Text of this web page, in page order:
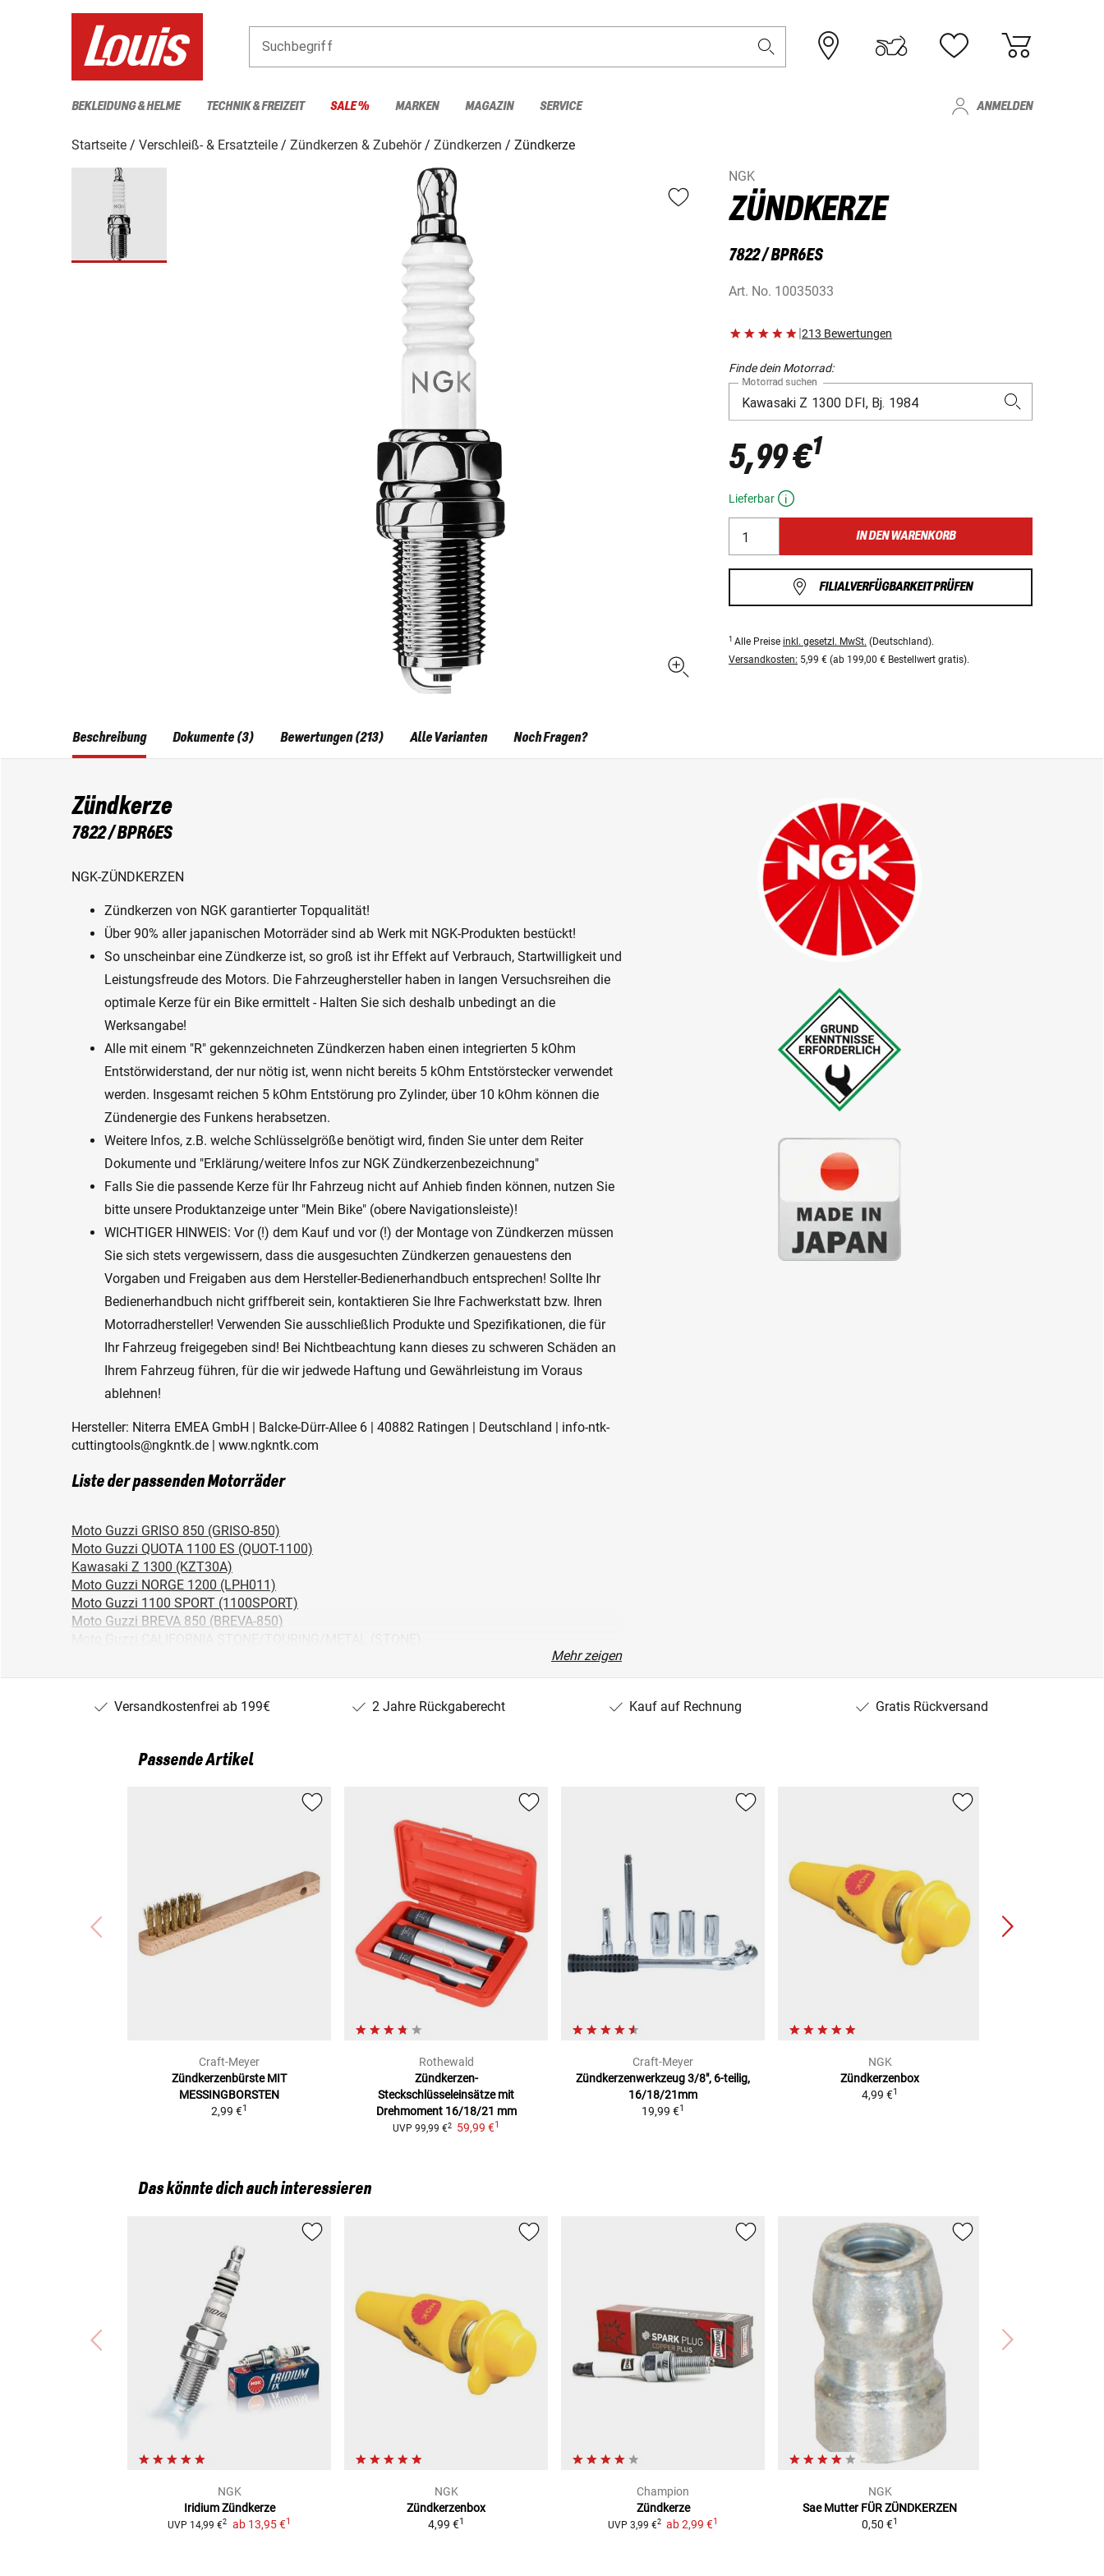
Suchbegriff
BEKLEIDUNG & HELME TECHNIK & FREIZEIT SALE % MARKEN MAGAZIN SERVICE ANMELDEN
Startseite Verschleiß- & Ersatzteile Zündkerzen & Zubehör Zündkerzen
Zündkerze
NGK
ZÜNDKERZE
7822 / BPR6ES
Art. No. 10035033
|213 Bewertungen
Finde dein Motorrad:
Motorrad suchen
5,99 €1
Lieferbar
IN DEN WARENKORB
FILIALVERFÜGBARKEIT PRÜFEN
1 Alle Preise inkl. gesetzl. MwSt. (Deutschland).
Versandkosten: 5,99 € (ab 199,00 € Bestellwert gratis).
Beschreibung
Zündkerze
7822 / BPR6ES
NGK-ZÜNDKERZEN
Zündkerzen von NGK garantierter Topqualität!
Über 90% aller japanischen Motorräder sind ab Werk mit NGK-Produkten bestückt!
So unscheinbar eine Zündkerze ist, so groß ist ihr Effekt auf Verbrauch, Startwilligkeit und
Leistungsfreude des Motors. Die Fahrzeughersteller haben in langen Versuchsreihen die
optimale Kerze für ein Bike ermittelt - Halten Sie sich deshalb unbedingt an die
Werksangabe!
Alle mit einem "R" gekennzeichneten Zündkerzen haben einen integrierten 5 kOhm
Entstörwiderstand, der nur nötig ist, wenn nicht bereits 5 kOhm Entstörstecker verwendet
werden. Insgesamt reichen 5 kOhm Entstörung pro Zylinder, über 10 kOhm können die
Zündenergie des Funkens herabsetzen.
Weitere Infos, z.B. welche Schlüsselgröße benötigt wird, finden Sie unter dem Reiter
Dokumente und "Erklärung/weitere Infos zur NGK Zündkerzenbezeichnung"
Falls Sie die passende Kerze für Ihr Fahrzeug nicht auf Anhieb finden können, nutzen Sie
bitte unsere Produktanzeige unter "Mein Bike" (obere Navigationsleiste)!
WICHTIGER HINWEIS: Vor (!) dem Kauf und vor (!) der Montage von Zündkerzen müssen
Sie sich stets vergewissern, dass die ausgesuchten Zündkerzen genauestens den
Vorgaben und Freigaben aus dem Hersteller-Bedienerhandbuch entsprechen! Sollte Ihr
Bedienerhandbuch nicht griffbereit sein, kontaktieren Sie Ihre Fachwerkstatt bzw. Ihren
Motorradhersteller! Verwenden Sie ausschließlich Produkte und Spezifikationen, die für
Ihr Fahrzeug freigegeben sind! Bei Nichtbeachtung kann dieses zu schweren Schäden an
Ihrem Fahrzeug führen, für die wir jedwede Haftung und Gewährleistung im Voraus
ablehnen!
Hersteller: Niterra EMEA GmbH | Balcke-Dürr-Allee 6 | 40882 Ratingen | Deutschland | info-ntk-
cuttingtools@ngkntk.de | www.ngkntk.com
Liste der passenden Motorräder
Moto Guzzi GRISO 850 (GRISO-850)
Moto Guzzi QUOTA 1100 ES (QUOT-1100)
Kawasaki Z 1300 (KZT30A)
Moto Guzzi NORGE 1200 (LPH011)
Moto Guzzi 1100 SPORT (1100SPORT)
Moto Guzzi BREVA 850 (BREVA-850)
Moto Guzzi SPORT 1100 (SPORT1100I)
Moto Guzzi CALIFORNIA JACKAL (JACKAL(KD))
Yamaha SR 400 (RH05)
Moto Guzzi BREVA V 1100 (BREVAV1100)
Moto Guzzi CALIFORNIA VINTAGE/AQUILA NERA (CALI-VINT)
Kawasaki Z 750 LTD (KETTENANTRIEB) (KZ750B/S)
Moto Guzzi CALIFORNIA 90 ANIVERSARIO (CALI90)
Moto Guzzi CALIFORNIA CLASSIC/TOURING (KD/TOURING)
Moto Guzzi 1200 SPORT (1200SPORT2)
Moto Guzzi GRISO 1100 (GRISO-1100)
Moto Guzzi V11 SPORT/SCURA/ROSSO/CAFE/LE MANS... (KR/KT/01)
Mehr zeigen
Dokumente (3) Bewertungen (213) Alle Varianten Noch Fragen?
Versandkostenfrei ab 199€ 2 Jahre Rückgaberecht Kauf auf Rechnung Gratis Rückversand
Passende Artikel
Craft-Meyer
Zündkerzenbürste MIT
MESSINGBORSTEN
2,99 €1
Rothewald
Zündkerzen-
Steckschlüsseleinsätze mit
Drehmoment 16/18/21 mm
UVP 99,99 €2 59,99 €1
Craft-Meyer
Zündkerzenwerkzeug3/8", 6-teilig,
16/18/21mm
19,99 €1
NGK
Zündkerzenbox
4,99 €1
Das könnte dich auch interessieren
NGK
Iridium Zündkerze
UVP 14,99 €2 ab 13,95 €1
NGK
Zündkerzenbox
4,99 €1
Champion
Zündkerze
UVP 3,99 €2 ab2,99 €1
NGK
Sae Mutter FÜR ZÜNDKERZEN
0,50 €1